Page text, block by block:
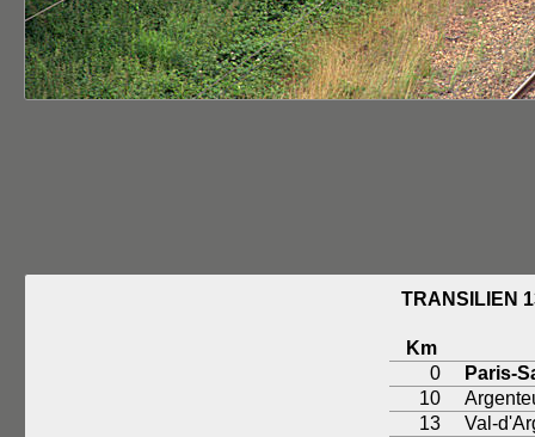
TRANSILIEN
Km
0
Paris-
10
13
Val-